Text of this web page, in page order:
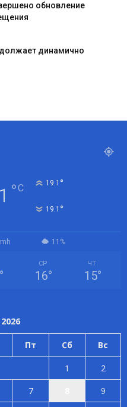
обновление
динамично
°C 19.1 °
19.1 °
11%
°
СР
16°
ЧТ
15°
Пт Сб Вс
1
2
7 9